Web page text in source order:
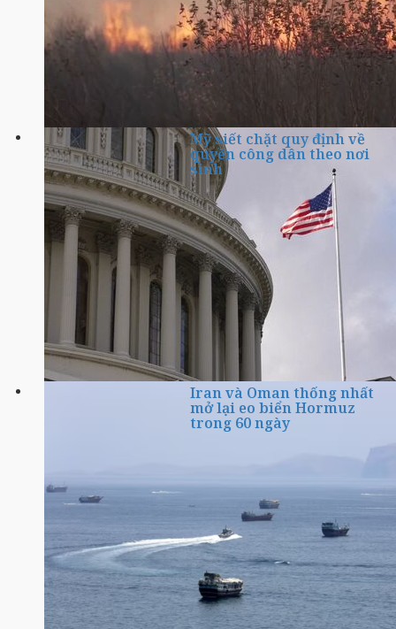
Mỹ siết chặt quy định về
quyền công dân theo nơi
sinh
Iran và Oman thống nhất
mở lại eo biển Hormuz
trong 60 ngày